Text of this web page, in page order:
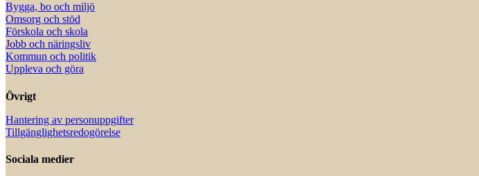
Bygga, bo och miljö
Omsorg och stöd
Förskola och skola
Jobb och näringsliv
Kommun och politik
Uppleva och göra
Övrigt
Hantering av personuppgifter
Tillgänglighetsredogörelse
Sociala medier